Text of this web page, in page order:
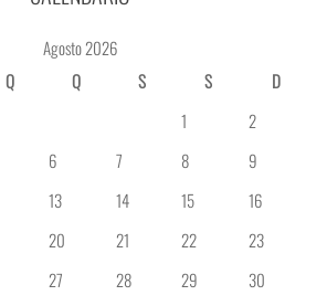
Agosto 2026
Q Q S S
D
1
2
6 7 8
9
13 14 15
16
20 21 22
23
27 28 29
30